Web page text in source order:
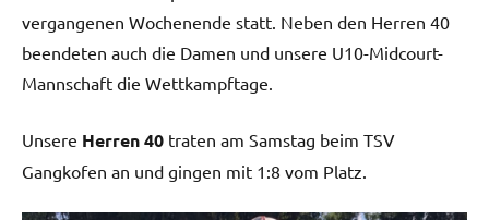
vergangenen Wochenende statt. Neben den Herren 40
beendeten auch die Damen und unsere U10-Midcourt-
Mannschaft die Wettkampftage.
Unsere Herren 40 traten am Samstag beim TSV
Gangkofen an und gingen mit 1:8 vom Platz.